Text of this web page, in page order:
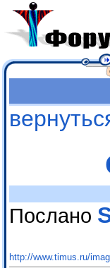
Послано
http://www.timus.ru/